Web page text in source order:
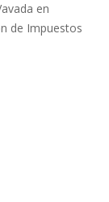
en
de Impuestos